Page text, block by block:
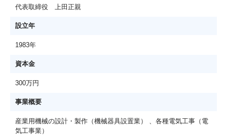
代表取締役 上田正親
設立年
1983年
資本金
300万円
事業概要
産業用機械の設計・製作（機械器具設置業） 、各種電気工事（電
気工事業）